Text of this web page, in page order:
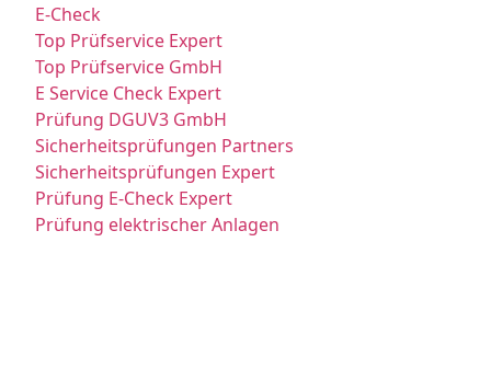
E-Check
Top Prüfservice Expert
Top Prüfservice GmbH
E Service Check Expert
Prüfung DGUV3 GmbH
Sicherheitsprüfungen Partners
Sicherheitsprüfungen Expert
Prüfung E-Check Expert
Prüfung elektrischer Anlagen